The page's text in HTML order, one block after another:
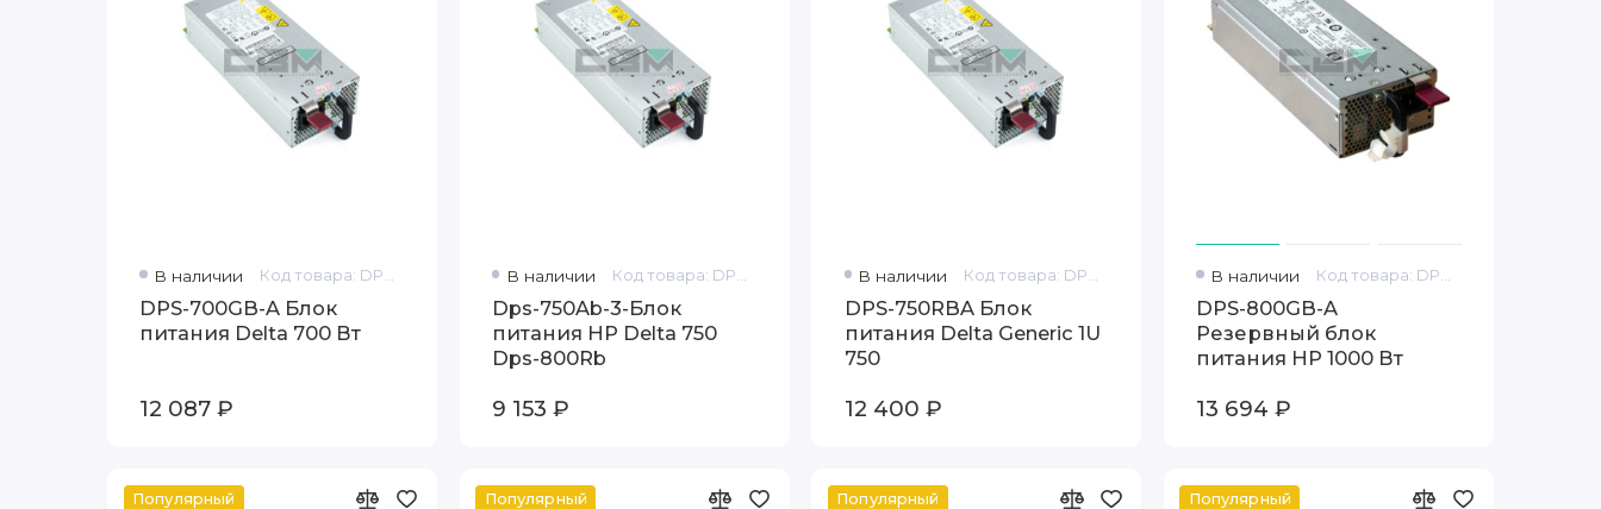
В наличии Код товара: DPS-700GB-A
DPS-700GB-A Блок
питания Delta 700 Вт
12 087 ₽
В наличии Код товара: DPS-750AB-3-HP
Dps-750Ab-3-Блок
питания HP Delta 750
Dps-800Rb
9 153 ₽
В наличии Код товара: DPS-750RBA
DPS-750RBA Блок
питания Delta Generic 1U
750
12 400 ₽
В наличии Код товара: DPS-800GB-A
DPS-800GB-A
Резервный блок
питания HP 1000 Вт
13 694 ₽
Популярный
Популярный
Популярный
Популярный